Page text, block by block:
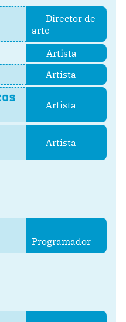
Director de
arte
Artista
Artista
Artista
Artista
Programador